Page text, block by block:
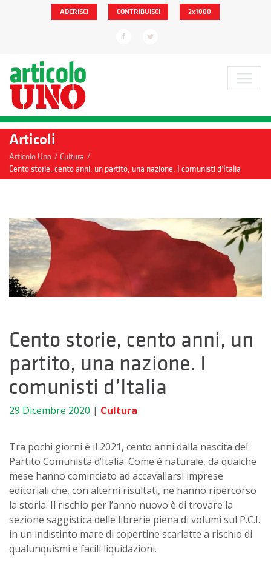
ADERISCI CONTRIBUISCI 2x1000
Articoli
Articolo Uno / Cultura /
Cento storie, cento anni, un partito, una nazione. I comunisti d’Italia
Cento storie, cento anni, un
partito, una nazione. I
comunisti d’Italia
29 Dicembre 2020 | Cultura
Tra pochi giorni è il 2021, cento anni dalla nascita del
Partito Comunista d’Italia. Come è naturale, da qualche
mese hanno cominciato ad accavallarsi imprese
editoriali che, con alterni risultati, ne hanno ripercorso
la storia. Il rischio per l’anno nuovo è di trovare la
sezione saggistica delle librerie piena di volumi sul P.C.I.
in un indistinto mare di copertine scarlatte a rischio di
qualunquismi e facili liquidazioni.